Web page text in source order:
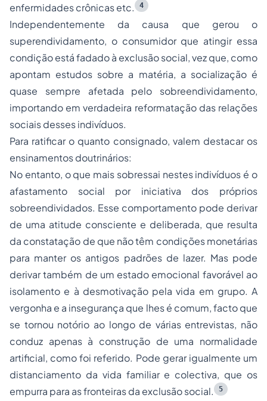
enfermidades crônicas etc.
4
Independentemente da causa que gerou o
superendividamento, o consumidor que atingir essa
condição está fadado à exclusão social, vez que, como
apontam estudos sobre a matéria, a socialização é
quase sempre afetada pelo sobreendividamento,
importando em verdadeira reformatação das relações
sociais desses indivíduos.
Para ratificar o quanto consignado, valem destacar os
ensinamentos doutrinários:
No entanto, o que mais sobressai nestes indivíduos é o
afastamento social por iniciativa dos próprios
sobreendividados. Esse comportamento pode derivar
de uma atitude consciente e deliberada, que resulta
da constatação de que não têm condições monetárias
para manter os antigos padrões de lazer. Mas pode
derivar também de um estado emocional favorável ao
isolamento e à desmotivação pela vida em grupo. A
vergonha e a insegurança que lhes é comum, facto que
se tornou notório ao longo de várias entrevistas, não
conduz apenas à construção de uma normalidade
artificial, como foi referido. Pode gerar igualmente um
distanciamento da vida familiar e colectiva, que os
empurra para as fronteiras da exclusão social.
5